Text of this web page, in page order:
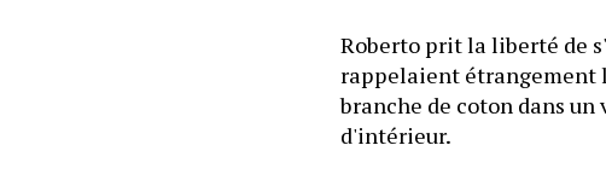
Roberto prit la liberté de
rappelaient étrangement
branche de coton dans
d'intérieur.